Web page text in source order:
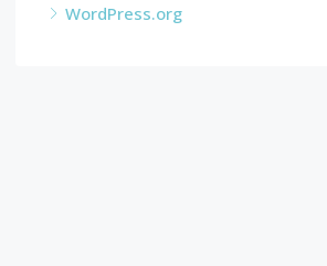
WordPress.org